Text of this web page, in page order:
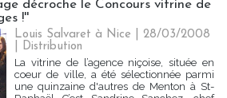
décroche le Concours vitrine de
!''
Louis Salvaret à Nice | 28/03/2008
Distribution
La vitrine de l’agence niçoise, située en
coeur de ville, a été sélectionnée parmi
une quinzaine d'autres de Menton à St-